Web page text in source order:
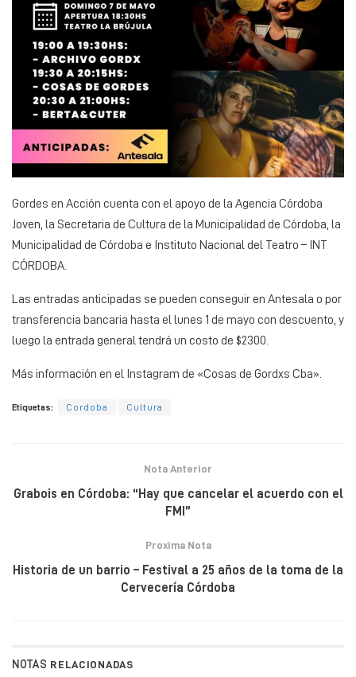
Gordes en Acción cuenta con el apoyo de la Agencia Córdoba
Joven, la Secretaria de Cultura de la Municipalidad de Córdoba, la
Municipalidad de Córdoba e Instituto Nacional del Teatro – INT
CÓRDOBA.
Las entradas anticipadas se pueden conseguir en Antesala o por
transferencia bancaria hasta el lunes 1 de mayo con descuento, y
luego la entrada general tendrá un costo de $2300.
Más información en el Instagram de «Cosas de Gordxs Cba».
Etiquetas: Cordoba Cultura
Nota Anterior
Grabois en Córdoba: “Hay que cancelar el acuerdo con el
FMI”
Proxima Nota
Historia de un barrio – Festival a 25 años de la toma de la
Cervecería Córdoba
NOTAS RELACIONADAS